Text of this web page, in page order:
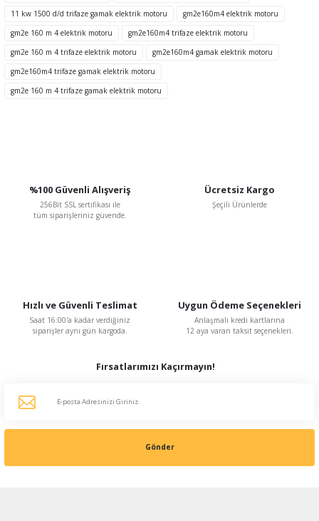
Ürün açıklamasında eksik bilgiler bulunuyor.
Ürün bilgilerinde hatalar bulunuyor.
Ürün fiyatı diğer sitelerden daha pahalı.
11 kw 1500 d/d trifaze gamak elektrik motoru
gm2e160m4 elektrik motoru
gm2e 160 m 4 elektrik motoru
gm2e160m4 trifaze elektrik motoru
gm2e 160 m 4 trifaze elektrik motoru
gm2e160m4 gamak elektrik motoru
gm2e160m4 trifaze gamak elektrik motoru
gm2e 160 m 4 trifaze gamak elektrik motoru
%100 Güvenli Alışveriş
256Bit SSL sertifikası ile
tüm siparişleriniz güvende.
Ücretsiz Kargo
Şeçili Ürünlerde
Hızlı ve Güvenli Teslimat
Saat 16:00'a kadar verdiğiniz
siparişler aynı gün kargoda.
Uygun Ödeme Seçenekleri
Anlaşmalı kredi kartlarına
12 aya varan taksit seçenekleri.
Fırsatlarımızı Kaçırmayın!
Gönder